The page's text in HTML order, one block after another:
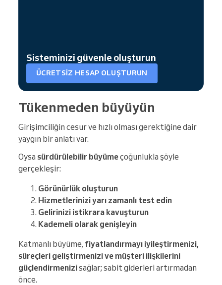
Sisteminizi güvenle oluşturun
ÜCRETSIZ HESAP OLUŞTURUN
Tükenmeden büyüyün
Girişimciliğin cesur ve hızlı olması gerektiğine dair
yaygın bir anlatı var.
Oysa sürdürülebilir büyümeçoğunlukla şöyle
gerçekleşir:
Görünürlük oluşturun
Hizmetlerinizi yarı zamanlı test edin
Gelirinizi istikrara kavuşturun
Kademeli olarak genişleyin
Katmanlı büyüme, fiyatlandırmayı iyileştirmenizi,
süreçleri geliştirmenizi ve müşteri ilişkilerini
güçlendirmenizisağlar; sabit giderleri artırmadan
önce.